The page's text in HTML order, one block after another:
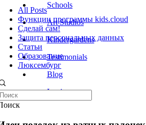
Schools
Art Studios
Kindergardens
Testimonials
Blog
Login
All Posts
Функции программы kids.cloud
Сделай сам!
Защита персональных данных
Статьи
Образование
Люксембург